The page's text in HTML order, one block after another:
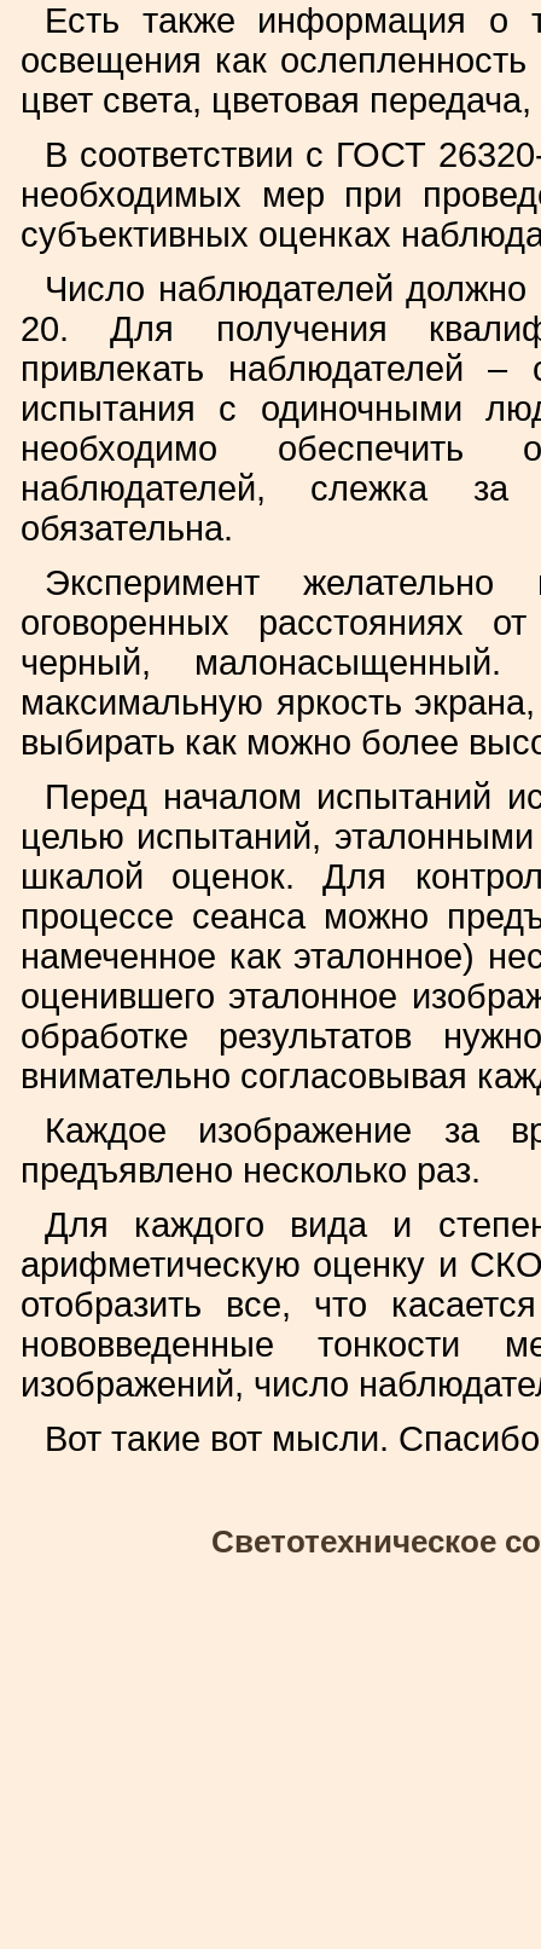
Есть также информация о
освещения как
цвет света, цветовая
В соответствии с ГОСТ
необходимых мер при
субъективных оценках
Число наблюдателей
20. Для получения
привлекать наблюдателей –
испытания с одиночными
необходимо
наблюдателей, слежка за
обязательна.
Эксперимент
оговоренных расстояниях
черный, малонасыщенный.
максимальную яркость
выбирать как можно более
Перед началом испытаний
целью испытаний,
шкалой оценок. Для
процессе сеанса можно
намеченное как эталонное)
оценившего эталонное
обработке результатов
внимательно согласовывая
Каждое изображение за
предъявлено несколько раз.
Для каждого вида и
арифметическую оценку и
отобразить все, что
нововведенные тонкости
изображений, число
Вот такие вот мысли.
Светотехническое